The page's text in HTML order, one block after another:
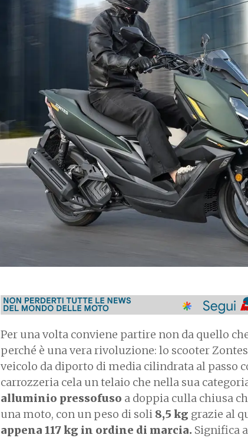
Per una volta conviene partire non da quello
perché è una vera rivoluzione: lo scooter
veicolo da diporto di media cilindrata al passo
carrozzeria cela un telaio che nella sua
alluminio pressofuso a doppia culla chiusa
una moto, con un peso di soli 8,5 kg grazie al
appena 117 kg in ordine di marcia. Significa